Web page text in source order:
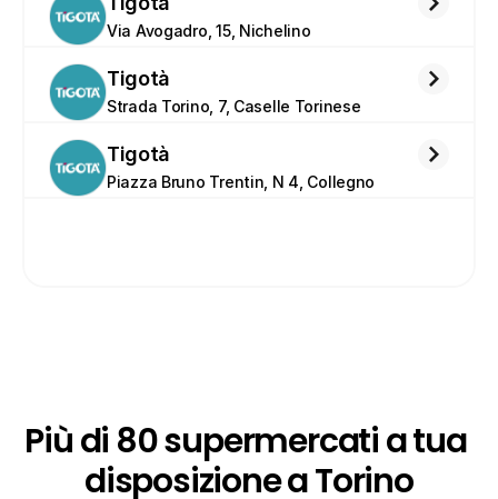
Via Avogadro, 15, Nichelino
Tigotà
Strada Torino, 7, Caselle Torinese
Tigotà
Piazza Bruno Trentin, N 4, Collegno
Più di 80 supermercati a tua
disposizione a Torino